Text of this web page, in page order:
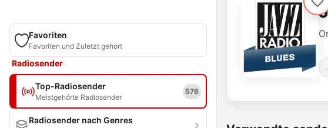
Favoriten
Favoriten und Zuletzt gehört
Radiosender
Top-Radiosender
Meistgehörte Radiosender
576
Radiosender nach Genres